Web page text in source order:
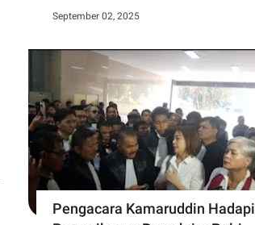
September 02, 2025
Pengacara Kamaruddin Hadapi